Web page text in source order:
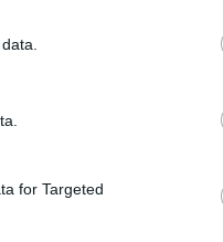
for Targeted
πρωθυπουργό της
επιβεβαίωσε ότι
στον πρόεδρο
πρόεδρο Ζελένσκι.
προέδρους και